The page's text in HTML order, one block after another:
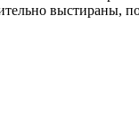
выстираны,